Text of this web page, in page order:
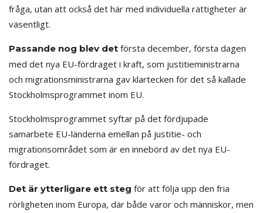
fråga, utan att också det här med individuella rättigheter är
väsentligt.
Passande nog blev det första december, första dagen
med det nya EU-fördraget i kraft, som justitieministrarna
och migrationsministrarna gav klartecken för det så kallade
Stockholmsprogrammet inom EU.
Stockholmsprogrammet syftar på det fördjupade
samarbete EU-länderna emellan på justitie- och
migrationsområdet som är en innebörd av det nya EU-
fördraget.
Det är ytterligare ett steg för att följa upp den fria
rörligheten inom Europa, där både varor och människor, men